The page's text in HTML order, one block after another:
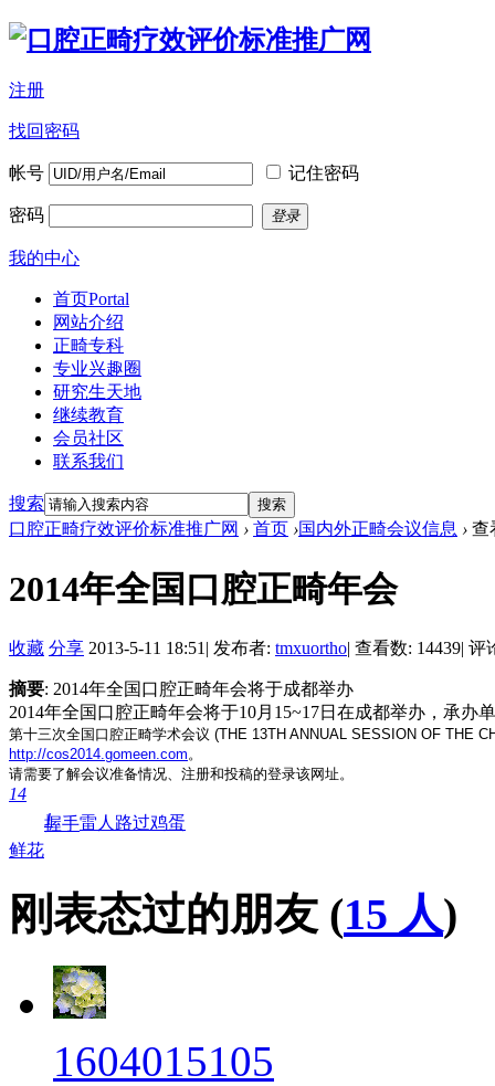
注册
找回密码
帐号 记住密码
密码 登录
我的中心
首页Portal
网站介绍
正畸专科
专业兴趣圈
研究生天地
继续教育
会员社区
联系我们
搜索 搜索
口腔正畸疗效评价标准推广网 › 首页 ›国内外正畸会议信息 › 查
2014年全国口腔正畸年会
收藏 分享 2013-5-11 18:51 | 发布者: tmxuortho| 查看数: 14439| 评
摘要: 2014年全国口腔正畸年会将于成都举办
2014年全国口腔正畸年会将于10月15~17日在成都举办，承办
第十三次全国口腔正畸学术会议 (THE 13TH ANNUAL SESSION OF THE
http://cos2014.gomeen.com。
请需要了解会议准备情况、注册和投稿的登录该网址。
14
鲜花
1
握手雷人 路过鸡蛋
刚表态过的朋友 (15 人)
1604015105